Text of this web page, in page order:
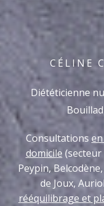
CÉLINE
Diététicienne
Consultations
domicile (secteur
Peypin,
de Joux,
rééquilibrage et